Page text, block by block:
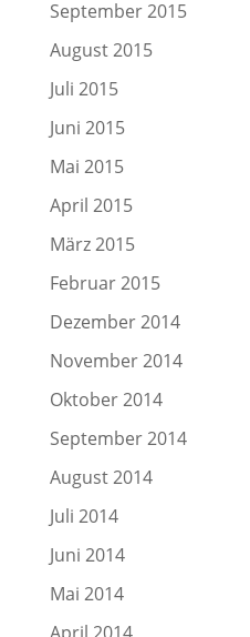
September 2015
August 2015
Juli 2015
Juni 2015
Mai 2015
April 2015
März 2015
Februar 2015
Dezember 2014
November 2014
Oktober 2014
September 2014
August 2014
Juli 2014
Juni 2014
Mai 2014